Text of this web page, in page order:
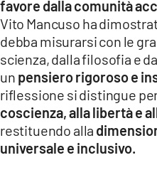
favore dalla comunità
Vito Mancuso ha
debba misurarsi con le
scienza, dalla filosofia e
un pensiero rigoroso e
riflessione si distingue
coscienza, alla libertà e
restituendo alla
universale e inclusivo.